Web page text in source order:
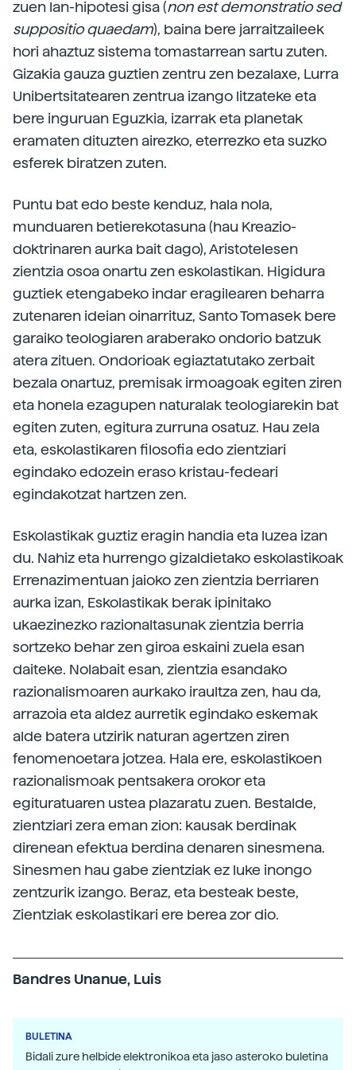
zuen lan-hipotesi gisa (non est demonstratio sed
suppositio quaedam), baina bere jarraitzaileek
hori ahaztuz sistema tomastarrean sartu zuten.
Gizakia gauza guztien zentru zen bezalaxe, Lurra
Unibertsitatearen zentrua izango litzateke eta
bere inguruan Eguzkia, izarrak eta planetak
eramaten dituzten airezko, eterrezko eta suzko
esferek biratzen zuten.
Puntu bat edo beste kenduz, hala nola,
munduaren betierekotasuna (hau Kreazio-
doktrinaren aurka bait dago), Aristotelesen
zientzia osoa onartu zen eskolastikan. Higidura
guztiek etengabeko indar eragilearen beharra
zutenaren ideian oinarrituz, Santo Tomasek bere
garaiko teologiaren araberako ondorio batzuk
atera zituen. Ondorioak egiaztatutako zerbait
bezala onartuz, premisak irmoagoak egiten ziren
eta honela ezagupen naturalak teologiarekin bat
egiten zuten, egitura zurruna osatuz. Hau zela
eta, eskolastikaren filosofia edo zientziari
egindako edozein eraso kristau-fedeari
egindakotzat hartzen zen.
Eskolastikak guztiz eragin handia eta luzea izan
du. Nahiz eta hurrengo gizaldietako eskolastikoak
Errenazimentuan jaioko zen zientzia berriaren
aurka izan, Eskolastikak berak ipinitako
ukaezinezko razionaltasunak zientzia berria
sortzeko behar zen giroa eskaini zuela esan
daiteke. Nolabait esan, zientzia esandako
razionalismoaren aurkako iraultza zen, hau da,
arrazoia eta aldez aurretik egindako eskemak
alde batera utzirik naturan agertzen ziren
fenomenoetara jotzea. Hala ere, eskolastikoen
razionalismoak pentsakera orokor eta
egituratuaren ustea plazaratu zuen. Bestalde,
zientziari zera eman zion: kausak berdinak
direnean efektua berdina denaren sinesmena.
Sinesmen hau gabe zientziak ez luke inongo
zentzurik izango. Beraz, eta besteak beste,
Zientziak eskolastikari ere berea zor dio.
Bandres Unanue, Luis
BULETINA
Bidali zure helbide elektronikoa eta jaso asteroko buletina